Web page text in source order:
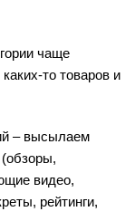
чаще
то товаров и
– высылаем
видео,
рейтинги,